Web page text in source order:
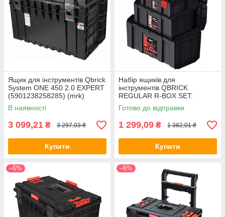
Ящик для інструментів Qbrick
System ONE 450 2.0 EXPERT
(5901238258285) (mrk)
В наявності
3 099,21 ₴ 3 297,03 ₴
Купити
Набір ящиків для
інструментів QBRICK
REGULAR R-BOX SET:
19+16+13 (5901238253938)
(mrk)
Готово до відправки
1 299,09 ₴ 1 382,01 ₴
Купити
–6% –6%